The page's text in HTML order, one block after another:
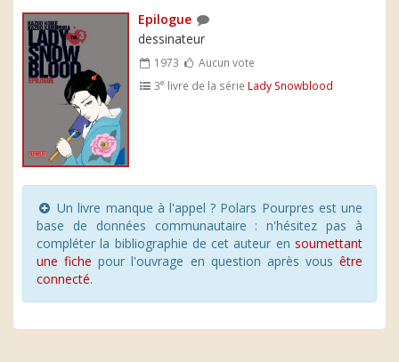
Epilogue
dessinateur
1973
Aucun vote
3e livre de la série Lady Snowblood
Un livre manque à l'appel ? Polars Pourpres est une
base de données communautaire : n'hésitez pas à
compléter la bibliographie de cet auteur en soumettant
une fiche pour l'ouvrage en question après vous être
connecté.